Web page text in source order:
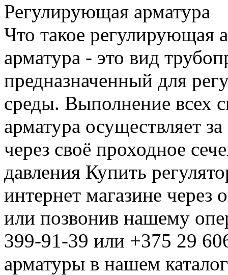
Регулирующая арматура
Что такое регулирующая
арматура - это вид
предназначенный для
среды. Выполнение всех
арматура осуществляет
через своё проходное
давления Купить
интернет магазине через
или позвонив нашему
399-91-39 или +375 29
арматуры в нашем